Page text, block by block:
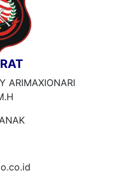
ARIMAXIONARI